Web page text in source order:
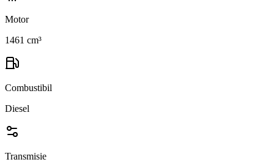
Motor
1461 cm³
Combustibil
Diesel
Transmisie